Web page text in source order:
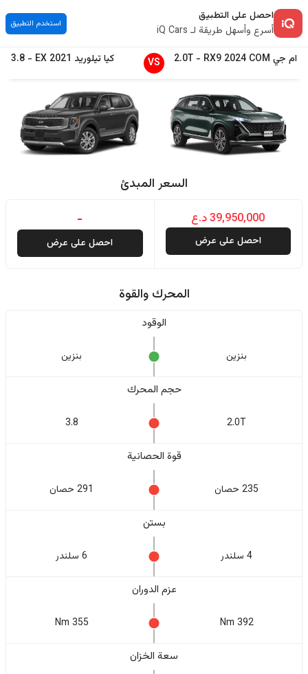
احصل على التطبيق
أسرع وأسهل طريقة لـ iQ Cars
استخدم التطبيق
ام جي RX9 2024 COM
-
2.0T
VS كياتيلوريد 2021
EX
-
3.8
السعر المبدئ
39,950,000 د.ع
احصل على عرض
-
احصل على عرض
المحرك والقوة
الوقود
بنزين بنزين
حجم المحرك
2.0T
3.8
قوة الحصانية
235 حصان 291 حصان
بستن
4 سلندر 6 سلندر
عزم الدوران
392 Nm
355 Nm
سعة الخزان